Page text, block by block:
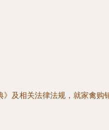
及相关法律法规，就家禽购